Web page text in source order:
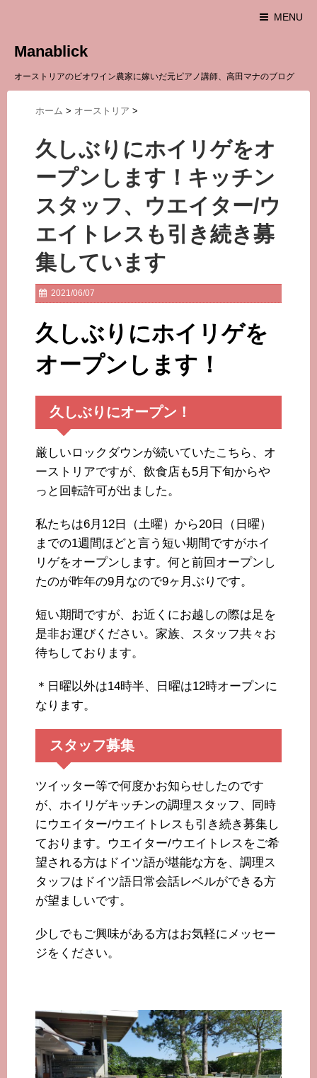
MENU
Manablick
オーストリアのビオワイン農家に嫁いだ元ピアノ講師、高田マナのブログ
ホーム > オーストリア >
久しぶりにホイリゲをオ
ープンします！キッチン
スタッフ、ウエイター/ウ
エイトレスも引き続き募
集しています
2021/06/07
久しぶりにホイリゲを
オープンします！
久しぶりにオープン！
厳しいロックダウンが続いていたこちら、オ
ーストリアですが、飲食店も5月下旬からや
っと回転許可が出ました。
私たちは6月12日（土曜）から20日（日曜）
までの1週間ほどと言う短い期間ですがホイ
リゲをオープンします。何と前回オープンし
たのが昨年の9月なので9ヶ月ぶりです。
短い期間ですが、お近くにお越しの際は足を
是非お運びください。家族、スタッフ共々お
待ちしております。
＊日曜以外は14時半、日曜は12時オープンに
なります。
スタッフ募集
ツイッター等で何度かお知らせしたのです
が、ホイリゲキッチンの調理スタッフ、同時
にウエイター/ウエイトレスも引き続き募集し
ております。ウエイター/ウエイトレスをご希
望される方はドイツ語が堪能な方を、調理ス
タッフはドイツ語日常会話レベルができる方
が望ましいです。
少しでもご興味がある方はお気軽にメッセー
ジをください。